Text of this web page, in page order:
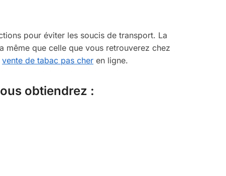
pour éviter les soucis de transport. La
même que celle que vous retrouverez chez
vente de tabac pas cher en ligne.
obtiendrez :